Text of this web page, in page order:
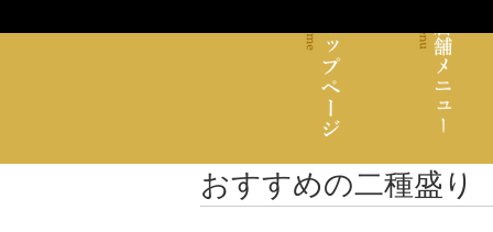
おすすめの二種盛り